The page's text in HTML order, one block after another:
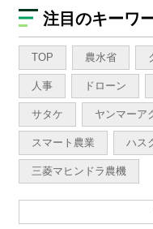
注目のキーワ
TOP 農水省
人事 ドローン
サタケ ヤンマーア
スマート農業 ハス
三菱マヒンドラ農機